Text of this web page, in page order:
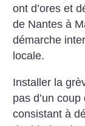
ont d’ores et
de Nantes à
démarche
locale.
Installer la
pas d’un
consistant à